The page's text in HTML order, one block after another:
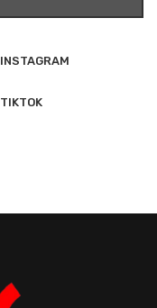
INSTAGRAM
TIKTOK